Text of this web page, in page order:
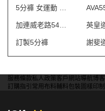
訂製5分褲
服務條款私人政策客戶 網站導航博客
訂購指引 常用布料輔料包裝 圖樣印制